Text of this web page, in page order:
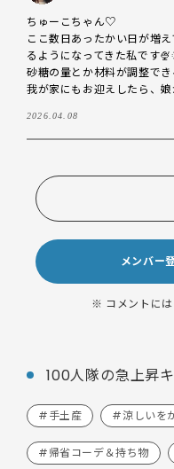
ちゅーこちゃん♡
ここ数日あったかい日が増
るようになってきた私です
砂糖の量とか材料が調整で
我が家にもお迎えしたら、
2026.04.08
メンバー
※ コメントには
100人隊の急上昇
#手土産 #涼しいを
#帰省コーデ＆持ち物